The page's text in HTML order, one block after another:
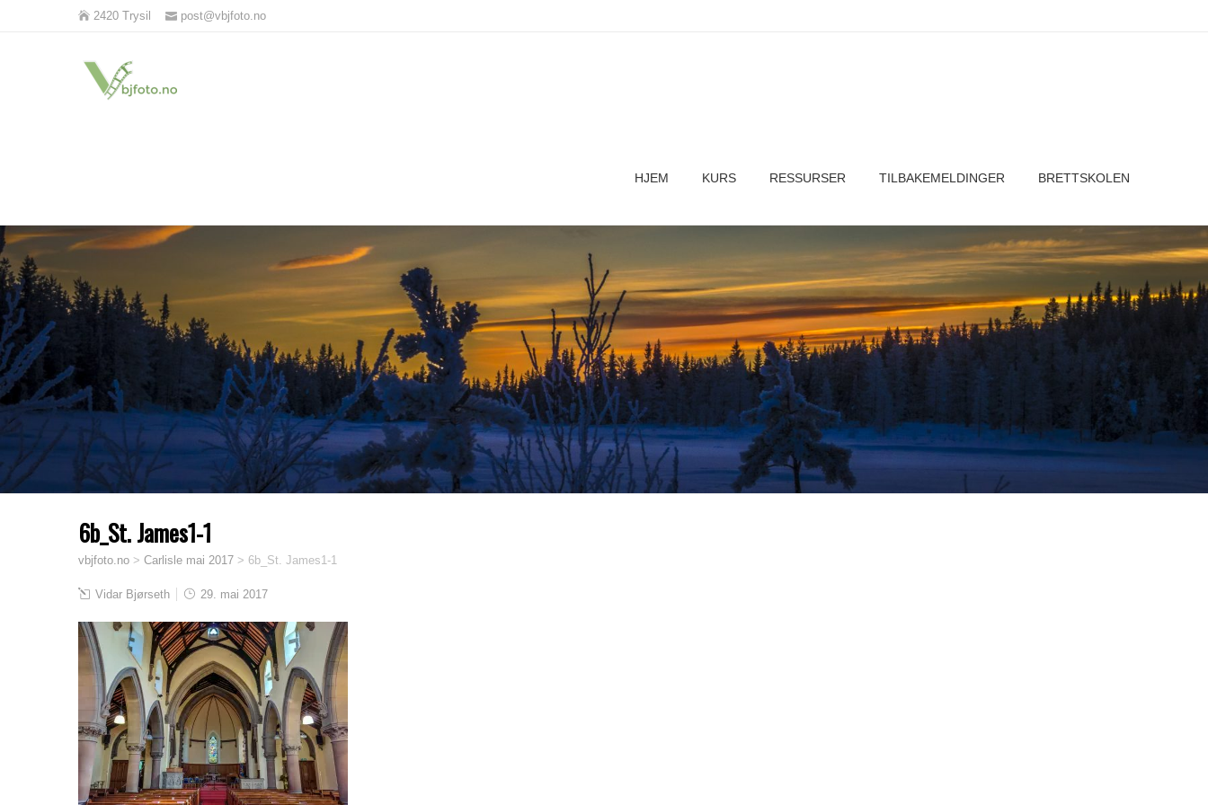
2420 Trysil post@vbjfoto.no
HJEM KURS RESSURSER TILBAKEMELDINGER BRETTSKOLEN
6b_St. James1-1
vbjfoto.no > Carlisle mai 2017 > 6b_St. James1-1
Vidar Bjørseth 29. mai 2017